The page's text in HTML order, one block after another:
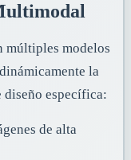
múltiples modelos
la
diseño específica:
de alta